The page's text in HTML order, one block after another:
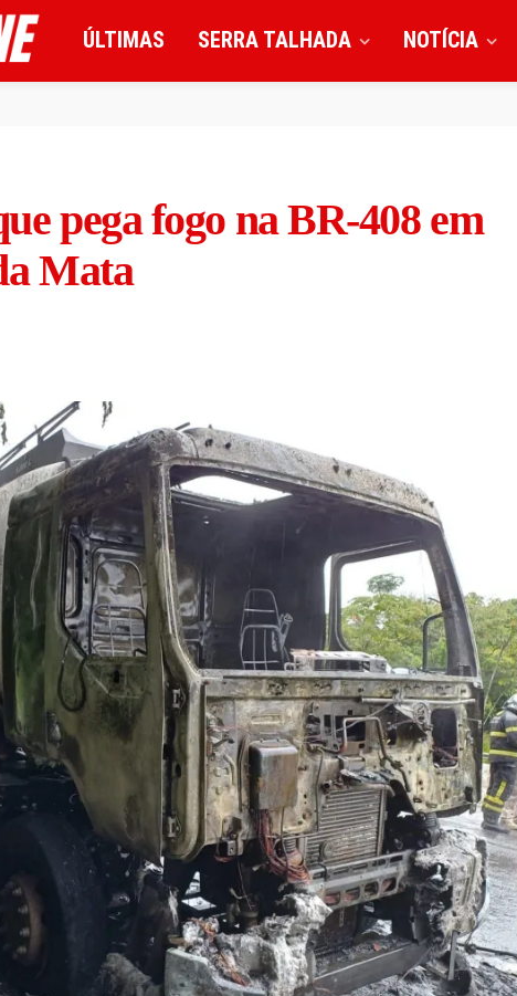
ÚLTIMAS SERRA TALHADA NOTÍCIA
pega fogo na BR-408 em
Mata